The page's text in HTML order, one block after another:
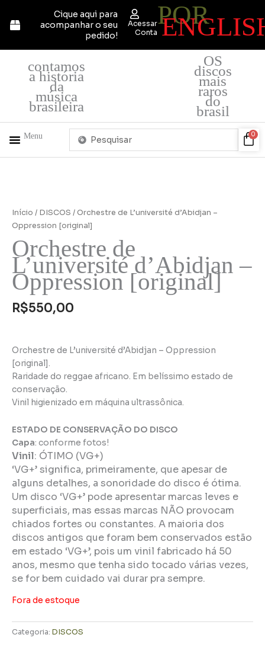
para
Cique aqui para
acompanhar o seu
pedido!
Acessar
Conta
POR
contamos
a história
da
música
brasileira
OS
discos
mais
raros
do
brasil
Menu
Pesquisar
0
Início / DISCOS / Orchestre de L’université d’Abidjan –
Oppression [original]
Orchestre de
L’université d’Abidjan –
Oppression [original]
R$550,00
Orchestre de L’université d’Abidjan – Oppression
[original].
Raridade do reggae africano. Em belíssimo estado de
conservação.
Vinil higienizado em máquina ultrassônica.
ESTADO DE CONSERVAÇÃO DO DISCO
Capa: conforme fotos!
Vinil: ÓTIMO (VG+)
‘VG+’ significa, primeiramente, que apesar de
alguns detalhes, a sonoridade do disco é ótima.
Um disco ‘VG+’ pode apresentar marcas leves e
superficiais, mas essas marcas NÃO provocam
chiados fortes ou constantes. A maioria dos
discos antigos que foram bem conservados estão
em estado ‘VG+’, pois um vinil fabricado há 50
anos, mesmo que tenha sido tocado várias vezes,
se for bem cuidado vai durar pra sempre.
Fora de estoque
Categoria: DISCOS